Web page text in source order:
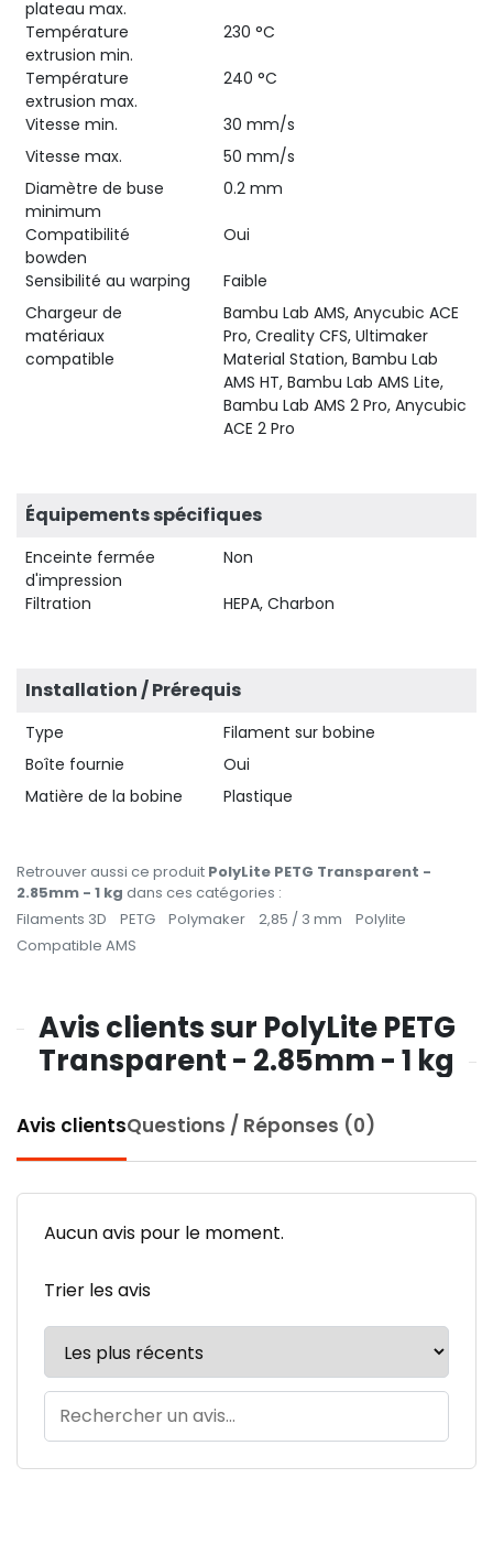
plateau max.
Température
extrusion min.
230 °C
Température
extrusion max.
240 °C
Vitesse min.
30 mm/s
Vitesse max.
50 mm/s
Diamètre de buse
minimum
0.2 mm
Compatibilité
bowden
Oui
Sensibilité au warping
Faible
Chargeur de
matériaux
compatible
Bambu Lab AMS, Anycubic ACE
Pro, Creality CFS, Ultimaker
Material Station, Bambu Lab
AMS HT, Bambu Lab AMS Lite,
Bambu Lab AMS 2 Pro, Anycubic
ACE 2 Pro
Équipements spécifiques
Enceinte fermée
d'impression
Non
Filtration HEPA, Charbon
Installation / Prérequis
Type
Filament sur bobine
Boîte fournie
Oui
Matière de la bobine
Plastique
Retrouver aussi ce produit PolyLite PETG Transparent -
2.85mm - 1 kg dans ces catégories :
Filaments 3D
PETG Polymaker 2,85 / 3 mm
Polylite
Compatible AMS
Avis clients sur PolyLite PETG
Transparent - 2.85mm - 1 kg
Avis clientsQuestions / Réponses (0)
Aucun avis pour le moment.
Trier les avis